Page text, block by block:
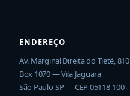
ENDEREÇO
Av. Marginal Direita do Tietê, 810
Box 1070 — Vila Jaguara
São Paulo-SP — CEP 05118-100